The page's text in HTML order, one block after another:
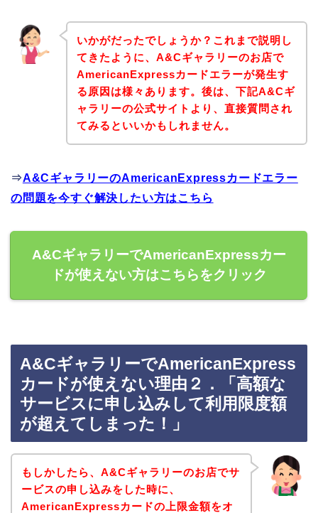
いかがだったでしょうか？これまで説明し
てきたように、A&Cギャラリーのお店で
AmericanExpressカードエラーが発生す
る原因は様々あります。後は、下記A&Cギ
ャラリーの公式サイトより、直接質問され
てみるといいかもしれません。
⇒A&CギャラリーのAmericanExpressカードエラー
の問題を今すぐ解決したい方はこちら
A&CギャラリーでAmericanExpressカー
ドが使えない方はこちらをクリック
A&CギャラリーでAmericanExpress
カードが使えない理由２．「高額な
サービスに申し込みして利用限度額
が超えてしまった！」
もしかしたら、A&Cギャラリーのお店でサ
ービスの申し込みをした時に、
AmericanExpressカードの上限金額をオ